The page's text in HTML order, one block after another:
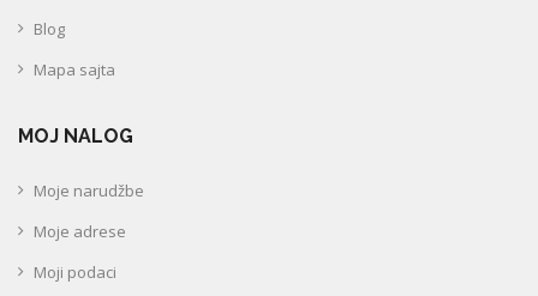
Blog
Mapa sajta
MOJ NALOG
Moje narudžbe
Moje adrese
Moji podaci